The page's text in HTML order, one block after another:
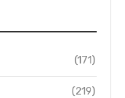
(171)
(219)